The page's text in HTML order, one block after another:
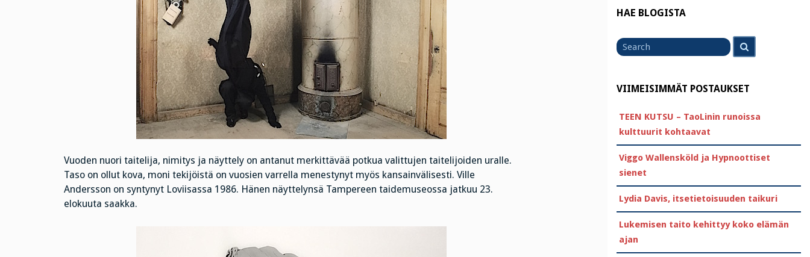
Vuoden nuori taitelija, nimitys ja näyttely on antanut merkittävää potkua valittujen taitelijoiden uralle.
Taso on ollut kova, moni tekijöistä on vuosien varrella menestynyt myös kansainvälisesti. Ville
Andersson on syntynyt Loviisassa 1986. Hänen näyttelynsä Tampereen taidemuseossa jatkuu 23.
elokuuta saakka.
HAE BLOGISTA
for
VIIMEISIMMÄT POSTAUKSET
TEEN KUTSU – TaoLinin runoissa
kulttuurit kohtaavat
Viggo Wallensköld ja Hypnoottiset
sienet
Lydia Davis, itsetietoisuuden taikuri
Lukemisen taito kehittyy koko elämän
ajan